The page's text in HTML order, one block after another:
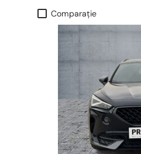
Comparaţie